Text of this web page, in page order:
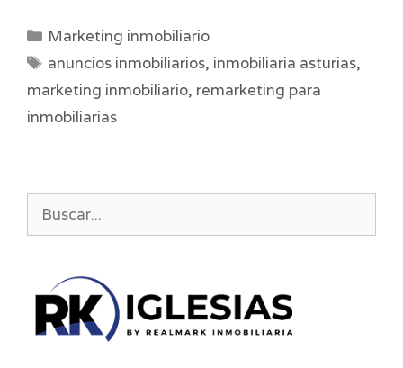
Categorías
Marketing inmobiliario
Etiquetas
anuncios inmobiliarios, inmobiliaria asturias,
marketing inmobiliario, remarketing para
inmobiliarias